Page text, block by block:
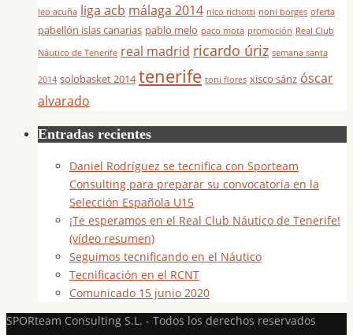
leo acuña liga acb málaga 2014 nico richotti noni borges oferta
pabellón islas canarias pablo melo paco mota promoción Real Club
Náutico de Tenerife real madrid ricardo úriz semana santa
2014 solobasket 2014 tenerife toni flores xisco sánz óscar
alvarado
Entradas recientes
Daniel Rodríguez se tecnifica con Sporteam
Consulting para preparar su convocatoria en la
Selección Española U15
¡Te esperamos en el Real Club Náutico de Tenerife!
(vídeo resumen)
Seguimos tecnificando en el Náutico
Tecnificación en el RCNT
Comunicado 15 junio 2020
SPORteam Consulting S.L. - Todos los derechos reservados